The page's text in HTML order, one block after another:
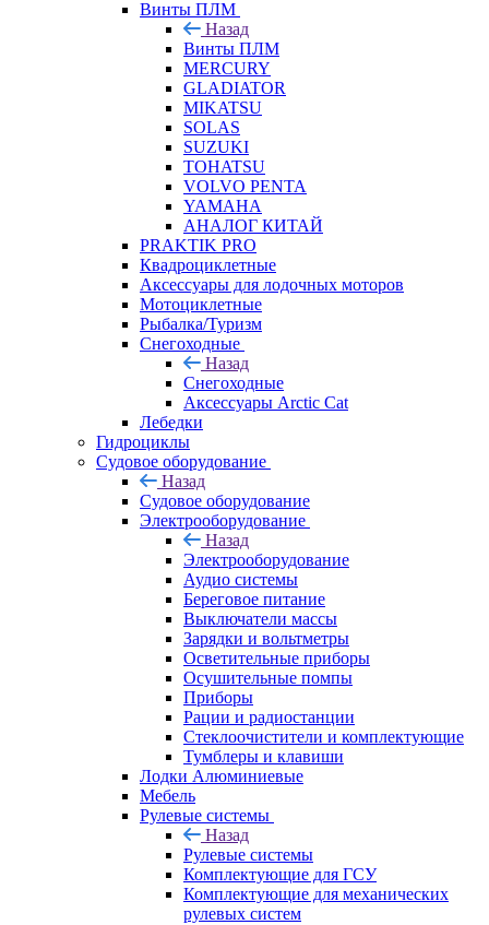
Винты ПЛМ
Назад
Винты ПЛМ
MERCURY
GLADIATOR
MIKATSU
SOLAS
SUZUKI
TOHATSU
VOLVO PENTA
YAMAHA
АНАЛОГ КИТАЙ
PRAKTIK PRO
Квадроциклетные
Аксессуары для лодочных моторов
Мотоциклетные
Рыбалка/Туризм
Снегоходные
Назад
Снегоходные
Аксессуары Arctic Cat
Лебедки
Гидроциклы
Судовое оборудование
Назад
Судовое оборудование
Электрооборудование
Назад
Электрооборудование
Аудио системы
Береговое питание
Выключатели массы
Зарядки и вольтметры
Осветительные приборы
Осушительные помпы
Приборы
Рации и радиостанции
Стеклоочистители и комплектующие
Тумблеры и клавиши
Лодки Алюминиевые
Мебель
Рулевые системы
Назад
Рулевые системы
Комплектующие для ГСУ
Комплектующие для механических
рулевых систем